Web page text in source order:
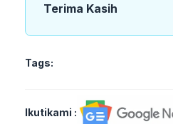
Terima Kasih
Tags:
Ikutikami :